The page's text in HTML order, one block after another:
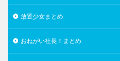
放置少女まとめ
おねがい社長！まとめ